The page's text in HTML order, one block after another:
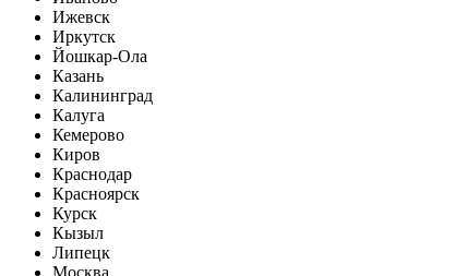
Ижевск
Иркутск
Йошкар-Ола
Казань
Калининград
Калуга
Кемерово
Киров
Краснодар
Красноярск
Курск
Кызыл
Липецк
Москва